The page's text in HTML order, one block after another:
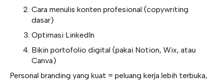
Cara menulis konten profesional (copywriting
dasar)
Optimasi LinkedIn
Bikin portofolio digital (pakai Notion, Wix, atau
Canva)
Personal branding yang kuat = peluang kerja lebih terbuka,